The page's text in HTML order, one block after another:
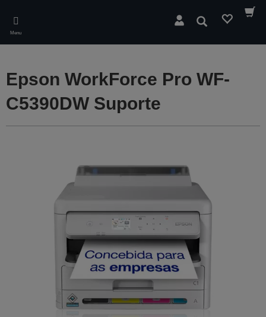
main
content
Menu
Pesquisar
Epson WorkForce Pro WF-
C5390DW Suporte